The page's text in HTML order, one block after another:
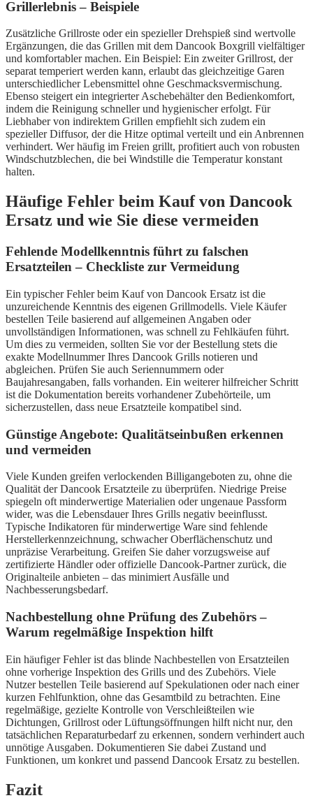
Grillerlebnis – Beispiele
Zusätzliche Grillroste oder ein spezieller Drehspieß sind wertvolle
Ergänzungen, die das Grillen mit dem Dancook Boxgrill vielfältiger
und komfortabler machen. Ein Beispiel: Ein zweiter Grillrost, der
separat temperiert werden kann, erlaubt das gleichzeitige Garen
unterschiedlicher Lebensmittel ohne Geschmacksvermischung.
Ebenso steigert ein integrierter Aschebehälter den Bedienkomfort,
indem die Reinigung schneller und hygienischer erfolgt. Für
Liebhaber von indirektem Grillen empfiehlt sich zudem ein
spezieller Diffusor, der die Hitze optimal verteilt und ein Anbrennen
verhindert. Wer häufig im Freien grillt, profitiert auch von robusten
Windschutzblechen, die bei Windstille die Temperatur konstant
halten.
Häufige Fehler beim Kauf von Dancook
Ersatz und wie Sie diese vermeiden
Fehlende Modellkenntnis führt zu falschen
Ersatzteilen – Checkliste zur Vermeidung
Ein typischer Fehler beim Kauf von Dancook Ersatz ist die
unzureichende Kenntnis des eigenen Grillmodells. Viele Käufer
bestellen Teile basierend auf allgemeinen Angaben oder
unvollständigen Informationen, was schnell zu Fehlkäufen führt.
Um dies zu vermeiden, sollten Sie vor der Bestellung stets die
exakte Modellnummer Ihres Dancook Grills notieren und
abgleichen. Prüfen Sie auch Seriennummern oder
Baujahresangaben, falls vorhanden. Ein weiterer hilfreicher Schritt
ist die Dokumentation bereits vorhandener Zubehörteile, um
sicherzustellen, dass neue Ersatzteile kompatibel sind.
Günstige Angebote: Qualitätseinbußen erkennen
und vermeiden
Viele Kunden greifen verlockenden Billigangeboten zu, ohne die
Qualität der Dancook Ersatzteile zu überprüfen. Niedrige Preise
spiegeln oft minderwertige Materialien oder ungenaue Passform
wider, was die Lebensdauer Ihres Grills negativ beeinflusst.
Typische Indikatoren für minderwertige Ware sind fehlende
Herstellerkennzeichnung, schwacher Oberflächenschutz und
unpräzise Verarbeitung. Greifen Sie daher vorzugsweise auf
zertifizierte Händler oder offizielle Dancook-Partner zurück, die
Originalteile anbieten – das minimiert Ausfälle und
Nachbesserungsbedarf.
Nachbestellung ohne Prüfung des Zubehörs –
Warum regelmäßige Inspektion hilft
Ein häufiger Fehler ist das blinde Nachbestellen von Ersatzteilen
ohne vorherige Inspektion des Grills und des Zubehörs. Viele
Nutzer bestellen Teile basierend auf Spekulationen oder nach einer
kurzen Fehlfunktion, ohne das Gesamtbild zu betrachten. Eine
regelmäßige, gezielte Kontrolle von Verschleißteilen wie
Dichtungen, Grillrost oder Lüftungsöffnungen hilft nicht nur, den
tatsächlichen Reparaturbedarf zu erkennen, sondern verhindert auch
unnötige Ausgaben. Dokumentieren Sie dabei Zustand und
Funktionen, um konkret und passend Dancook Ersatz zu bestellen.
Fazit